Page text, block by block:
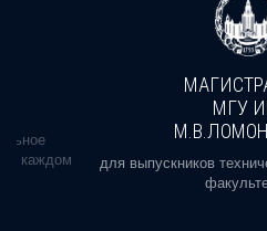
в каждом
МГУ
для выпускников